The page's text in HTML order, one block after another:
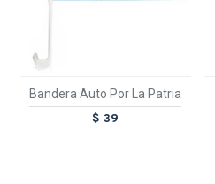
Bandera Auto Por La Patria
$ 39